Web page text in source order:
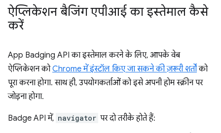
ऐप्लिकेशन बैजिंग एपीआई का इस्तेमाल कैसे
करें
App Badging API का इस्तेमाल करने के लिए, आपके वेब
ऐप्लिकेशन कोChrome में इंस्टॉल किए जा सकने की ज़रूरी शर्तोंको
पूरा करना होगा. साथ ही, उपयोगकर्ताओं को इसे अपनी होम स्क्रीन पर
जोड़ना होगा.
Badge API में, navigator पर दो तरीके होते हैं: